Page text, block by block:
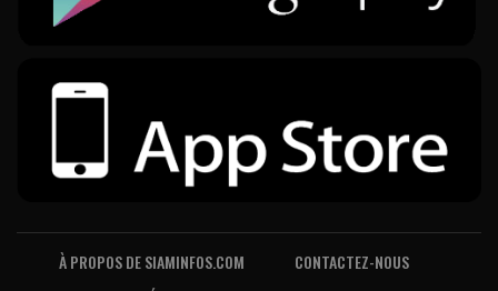
À PROPOS DE SIAMINFOS.COM
CONTACTEZ-NOUS